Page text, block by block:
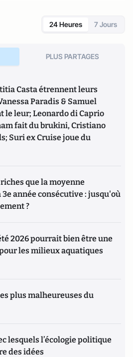
24 Heures 7 Jours
PLUS PARTAGES
Casta étrennent leurs
Paradis & Samuel
le leur; Leonardo di Caprio
fait du brukini, Cristiano
Suri ex Cruise joue du
que la moyenne
année consécutive : jusqu'où
?
2026 pourrait bien être une
les milieux aquatiques
plus malheureuses du
lesquels l’écologie politique
des idées